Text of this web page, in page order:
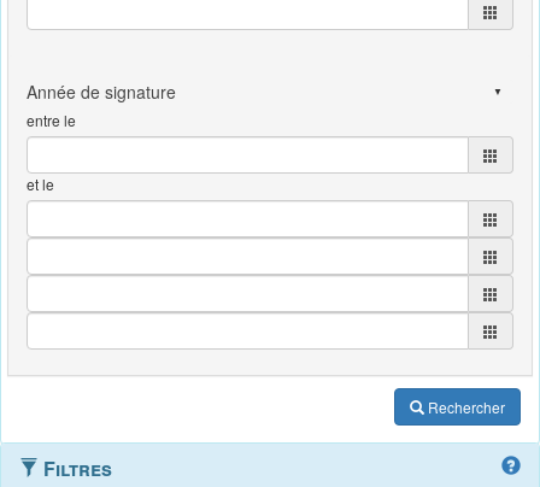
entre le
et le
Rechercher
Filtres